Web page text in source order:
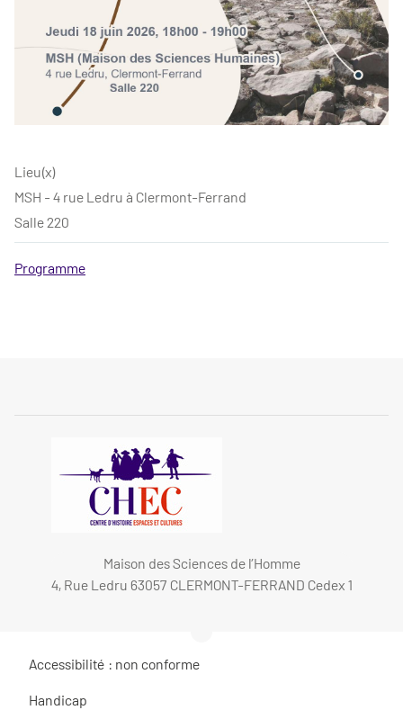
Lieu(x)
MSH - 4 rue Ledru à Clermont-Ferrand
Salle 220
Programme
Maison des Sciences de l’Homme
4, Rue Ledru 63057 CLERMONT-FERRAND Cedex 1
Accessibilité : non conforme
Handicap